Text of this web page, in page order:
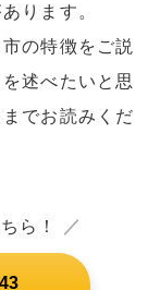
ります。
の特徴をご説
述べたいと思
でお読みくだ
ら！ ／